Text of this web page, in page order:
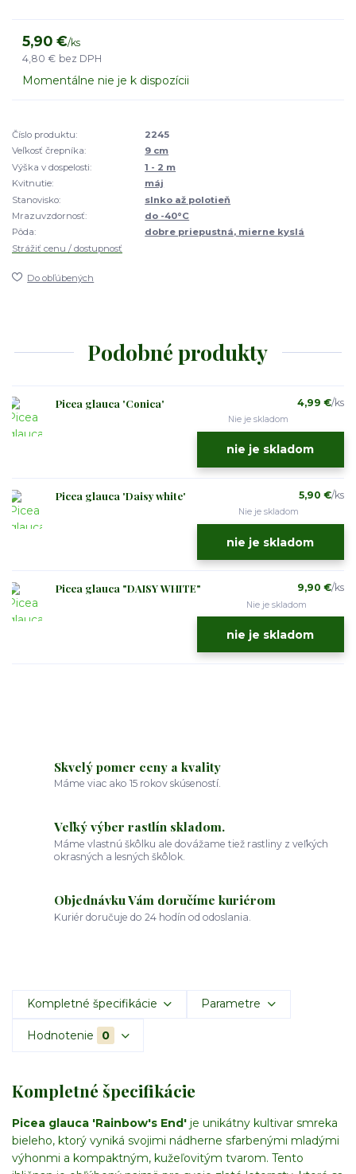
5,90 €/ks
4,80 € bez DPH
Momentálne nie je k dispozícii
Číslo produktu:
2245
Veľkosť črepníka:
9 cm
Výška v dospelosti:
1 - 2 m
Kvitnutie:
máj
Stanovisko:
slnko až polotieň
Mrazuvzdornosť:
do -40°C
Pôda:
dobre priepustná, mierne kyslá
Strážiť cenu / dostupnosť
Do obľúbených
Podobné produkty
Picea glauca 'Conica' 4,99 €/ks
Nie je skladom
nie je skladom
Picea glauca 'Daisy white' 5,90 €/ks
Nie je skladom
nie je skladom
Picea glauca "DAISY WHITE" 9,90 €/ks
Nie je skladom
nie je skladom
Skvelý pomer ceny a kvality
Máme viac ako 15 rokov skúseností.
Veľký výber rastlín skladom.
Máme vlastnú škôlku ale dovážame tiež rastliny z veľkých
okrasných a lesných škôlok.
Objednávku Vám doručíme kuriérom
Kuriér doručuje do 24 hodín od odoslania.
Kompletné špecifikácie Parametre
Hodnotenie 0
Kompletné špecifikácie
Picea glauca 'Rainbow's End' je unikátny kultivar smreka
bieleho, ktorý vyniká svojimi nádherne sfarbenými mladými
výhonmi a kompaktným, kužeľovitým tvarom. Tento